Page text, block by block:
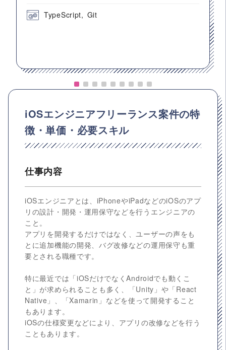
TypeScript Git
iOSエンジニアフリーランス案件の特
徴・単価・必要スキル
仕事内容
iOSエンジニアとは、iPhoneやiPadなどのiOSのアプ
リの設計・開発・運用保守などを行うエンジニアの
こと。
アプリを開発するだけではなく、ユーザーの声をも
とに追加機能の開発、バグ改修などの運用保守も重
要とされる職種です。
特に最近では「iOSだけでなくAndroidでも動くこ
と」が求められることも多く、「Unity」や「React
Native」、「Xamarin」などを使って開発すること
もあります。
iOSの仕様変更などにより、アプリの改修などを行う
こともあります。